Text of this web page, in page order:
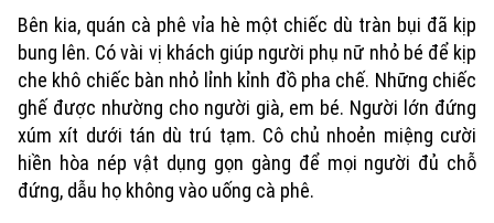
Tài chính Ngân hàng
Doanh nghiệp
Đầu tư
Căn hộ
Đất đai
Kinh nghiệm
Ô tô
Tàu
Xe máy
Thị trường
Giáo dục
Tin tức
Tuyển sinh
Văn hóa
Tin tức
Sức khỏe
Bên kia, quán cà phê vỉa hè một chiếc dù tràn bụi đã kịp
bung lên. Có vài vị khách giúp người phụ nữ nhỏ bé để kịp
che khô chiếc bàn nhỏ lỉnh kỉnh đồ pha chế. Những chiếc
ghế được nhường cho người già, em bé. Người lớn đứng
xúm xít dưới tán dù trú tạm. Cô chủ nhoẻn miệng cười
hiền hòa nép vật dụng gọn gàng để mọi người đủ chỗ
đứng, dẫu họ không vào uống cà phê.